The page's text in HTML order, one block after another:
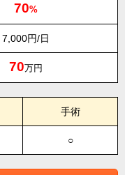
70%
7,000円/日
70万円
手術
○